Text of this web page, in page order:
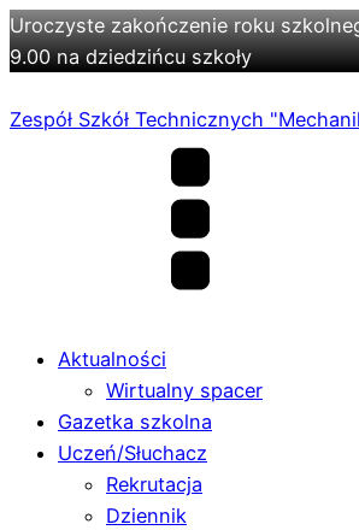
Uroczyste zakończenie roku
9.00 na dziedzińcu szkoły
Zespół Szkół Technicznych
Aktualności
Wirtualny spacer
Gazetka szkolna
Uczeń/Słuchacz
Rekrutacja
Dziennik